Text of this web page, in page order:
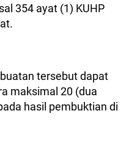
354 ayat (1) KUHP
tersebut dapat
maksimal 20 (dua
hasil pembuktian di